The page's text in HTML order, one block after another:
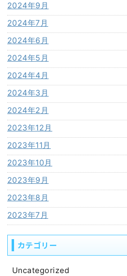
2024年9月
2024年7月
2024年6月
2024年5月
2024年4月
2024年3月
2024年2月
2023年12月
2023年11月
2023年10月
2023年9月
2023年8月
2023年7月
カテゴリー
Uncategorized